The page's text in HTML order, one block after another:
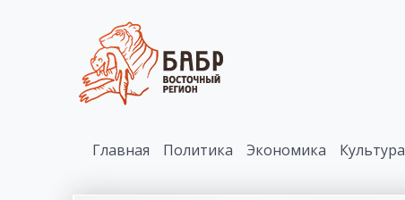
Главная Политика Экономика Культура